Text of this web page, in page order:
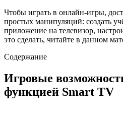
Чтобы играть в онлайн-игры,
простых манипуляций: создать
приложение на телевизор,
это сделать, читайте в данном
Содержание
Игровые
функцией Smart TV